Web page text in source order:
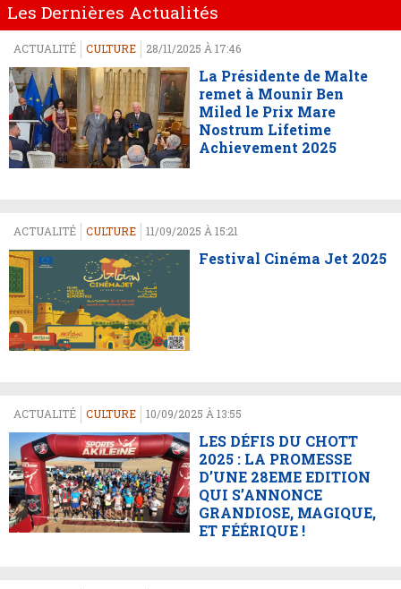
Les Dernières Actualités
ACTUALITÉ CULTURE 28/11/2025 À 17:46
La Présidente de Malte
remet à Mounir Ben
Miled le Prix Mare
Nostrum Lifetime
Achievement 2025
ACTUALITÉ CULTURE 11/09/2025 À 15:21
Festival Cinéma Jet 2025
ACTUALITÉ CULTURE 10/09/2025 À 13:55
LES DÉFIS DU CHOTT
2025 : LA PROMESSE
D’UNE 28EME EDITION
QUI S’ANNONCE
GRANDIOSE, MAGIQUE,
ET FÉÉRIQUE !